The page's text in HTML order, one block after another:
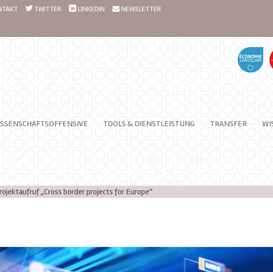
TWITTER LINKEDIN NEWSLETTER
TOOLS & DIENSTLEISTUNG TRANSFER
„Cross border projects for Europe“